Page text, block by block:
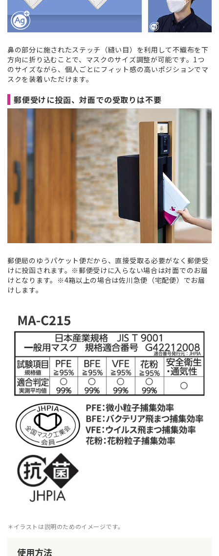
鼻の部分に施されたステッチ（縫い目）を利用して不織布を下
方向に折り込むことで、マスクのサイズ調整が可能です。1つ
のサイズながら、個人ごとにフィット感の高いポジションでマ
スクを装着いただけます。
郵便受けに投函、対面での受取りは不要
郵便局のゆうパケット便だから、直接受取る必要がなく郵便受
けに投函されます。※郵便受けに入らない場合は対面でのお届
けとなります。※4箱以上の場合は佐川急便（宅配便）でお届
けします。
＊イラストは説明のためのイメージです。
使用方法